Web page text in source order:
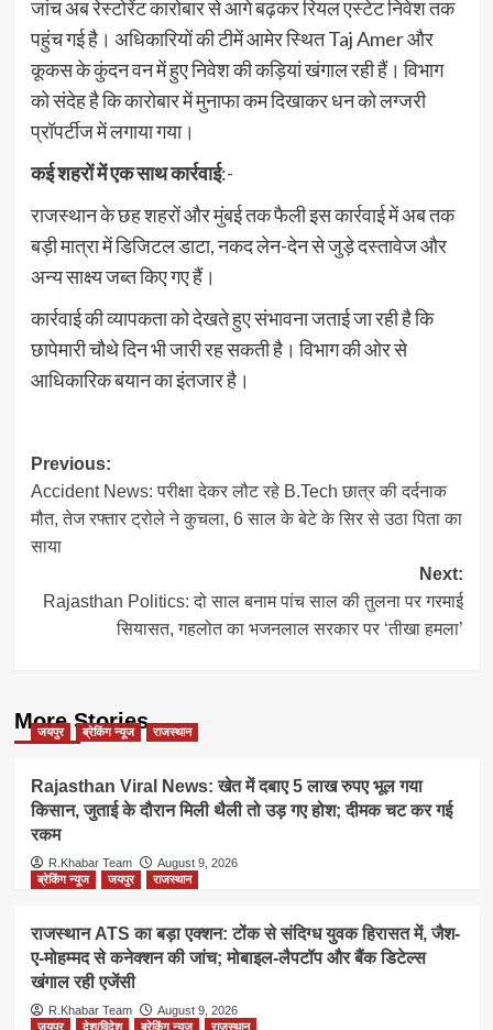
जांच अब रेस्टोरेंट कारोबार से आगे बढ़कर रियल एस्टेट निवेश तक
पहुंच गई है। अधिकारियों की टीमें आमेर स्थित Taj Amer और
कूकस के कुंदन वन में हुए निवेश की कड़ियां खंगाल रही हैं। विभाग
को संदेह है कि कारोबार में मुनाफा कम दिखाकर धन को लग्जरी
प्रॉपर्टीज में लगाया गया।
कई शहरों में एक साथ कार्रवाई:-
राजस्थान के छह शहरों और मुंबई तक फैली इस कार्रवाई में अब तक
बड़ी मात्रा में डिजिटल डाटा, नकद लेन-देन से जुड़े दस्तावेज और
अन्य साक्ष्य जब्त किए गए हैं।
कार्रवाई की व्यापकता को देखते हुए संभावना जताई जा रही है कि
छापेमारी चौथे दिन भी जारी रह सकती है। विभाग की ओर से
आधिकारिक बयान का इंतजार है।
Post
navigation
Previous:
Accident News: परीक्षा देकर लौट रहे B.Tech छात्र की दर्दनाक
मौत, तेज रफ्तार ट्रोले ने कुचला, 6 साल के बेटे के सिर से उठा पिता का
साया
Next:
Rajasthan Politics: दो साल बनाम पांच साल की तुलना पर गरमाई
सियासत, गहलोत का भजनलाल सरकार पर ‘तीखा हमला’
More Stories
जयपुर ब्रेकिंग न्यूज राजस्थान
Rajasthan Viral News: खेत में दबाए 5 लाख रुपए भूल गया
किसान, जुताई के दौरान मिली थैली तो उड़ गए होश; दीमक चट कर गई
रकम
R.Khabar Team
August 9, 2026
ब्रेकिंग न्यूज
जयपुर राजस्थान
राजस्थान ATS का बड़ा एक्शन: टोंक से संदिग्ध युवक हिरासत में, जैश-
ए-मोहम्मद से कनेक्शन की जांच; मोबाइल-लैपटॉप और बैंक डिटेल्स
खंगाल रही एजेंसी
R.Khabar Team
August 9, 2026
जयपुर
देश/विदेश ब्रेकिंग न्यूज राजस्थान